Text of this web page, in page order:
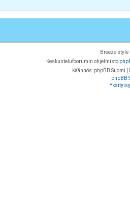
Breeze style
Keskustelufoorumin ohjelmisto
Käännös: phpBB Suomi
phpBB